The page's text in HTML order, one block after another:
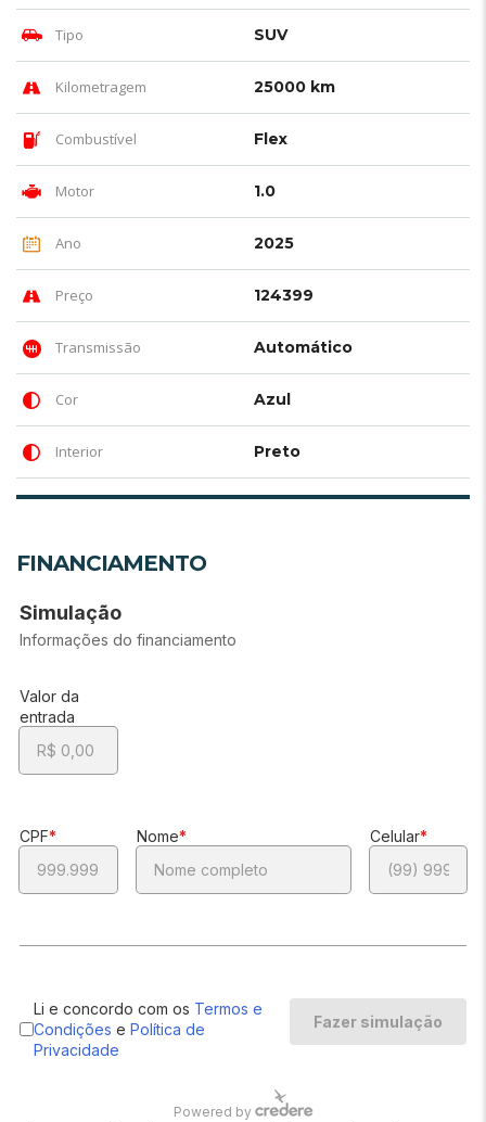
Tipo SUV
Kilometragem 25000 km
Combustível Flex
Motor 1.0
Ano 2025
Preço 124399
Transmissão Automático
Cor Azul
Interior Preto
FINANCIAMENTO